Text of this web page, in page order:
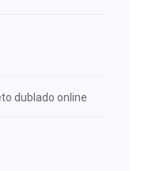
dublado online